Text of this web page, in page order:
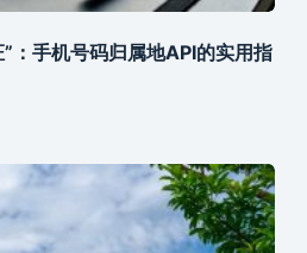
：手机号码归属地API的实用指